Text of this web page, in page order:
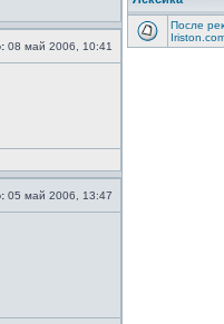
08 май 2006, 10:41
05 май 2006, 13:47
После